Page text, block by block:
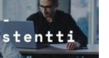
on
useampi
muunnelma.
Voit